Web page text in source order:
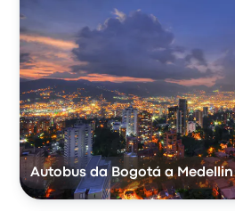
Autobus da Bogotá a Medellin